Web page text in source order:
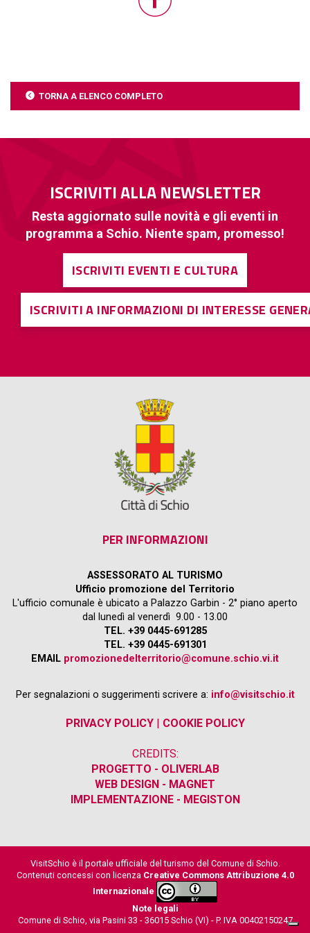
TORNA A ELENCO COMPLETO
ISCRIVITI ALLA NEWSLETTER
Resta aggiornato sulle novità e gli eventi in
programma a Schio. Niente spam, promesso!
ISCRIVITI EVENTI E CULTURA
ISCRIVITI A INFORMAZIONI DI INTERESSE
PER INFORMAZIONI
ASSESSORATO AL TURISMO
Ufficio promozione del Territorio
L'ufficio comunale è ubicato a Palazzo Garbin - 2° piano aperto
dal lunedì al venerdì 9.00 - 13.00
TEL. +39 0445-691285
TEL. +39 0445-691301
EMAIL promozionedelterritorio@comune.schio.vi.it
Per segnalazioni o suggerimenti scrivere a: info@visitschio.it
PRIVACY POLICY| COOKIE POLICY
CREDITS:
PROGETTO - OLIVERLAB
WEB DESIGN - MAGNET
IMPLEMENTAZIONE - MEGISTON
VisitSchio è il portale ufficiale del turismo del Comune di Schio.
Contenuti concessi con licenza Creative Commons Attribuzione 4.0
Internazionale
Note legali
Comune di Schio, via Pasini 33 - 36015 Schio (VI) - P. IVA 00402150247